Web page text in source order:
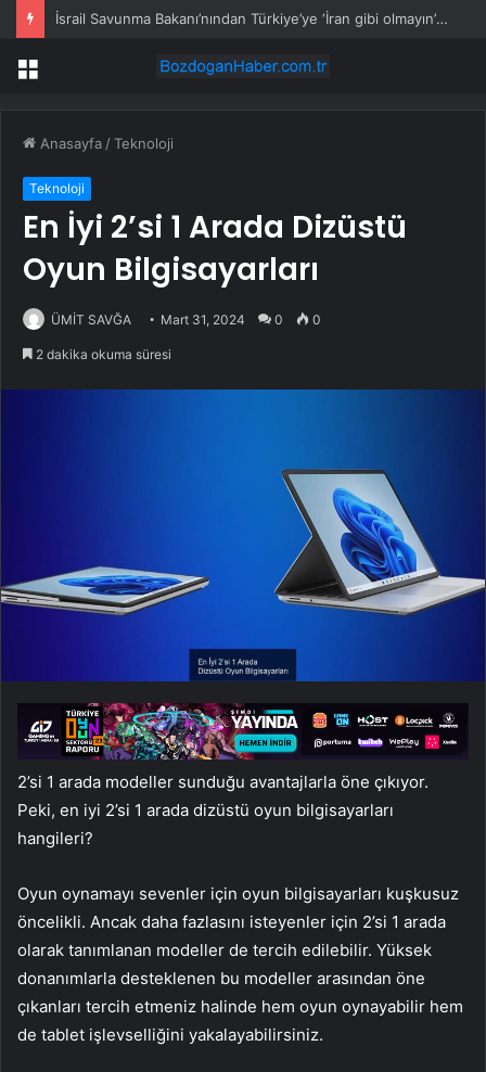
İsrail Savunma Bakanı’nından Türkiye’ye ‘İran gibi olmayın’ tehdidi
Menü
Anasayfa /Teknoloji
Teknoloji
En İyi 2’si 1 Arada Dizüstü
Oyun Bilgisayarları
ÜMİT SAVĞA Mart 31, 2024 0 0
2 dakika okuma süresi
2’si 1 arada modeller sunduğu avantajlarla öne çıkıyor.
Peki, en iyi 2’si 1 arada dizüstü oyun bilgisayarları
hangileri?
Oyun oynamayı sevenler için oyun bilgisayarları kuşkusuz
öncelikli. Ancak daha fazlasını isteyenler için 2’si 1 arada
olarak tanımlanan modeller de tercih edilebilir. Yüksek
donanımlarla desteklenen bu modeller arasından öne
çıkanları tercih etmeniz halinde hem oyun oynayabilir hem
de tablet işlevselliğini yakalayabilirsiniz.